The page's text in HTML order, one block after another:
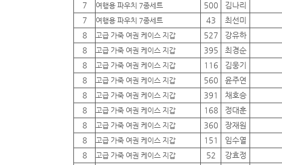
7
여행용 파우치 7종세트 500 김나리
7
여행용 파우치 7종세트 43 최선미
8
고급 가죽 여권 케이스 지갑 527 강유하
8
고급 가죽 여권 케이스 지갑 395 최경순
8
고급 가죽 여권 케이스 지갑 116 김웅기
8
고급 가죽 여권 케이스 지갑 560 윤주연
8
고급 가죽 여권 케이스 지갑 391 채호승
8
고급 가죽 여권 케이스 지갑 168 정대훈
8
고급 가죽 여권 케이스 지갑 360 장재원
8
고급 가죽 여권 케이스 지갑 151 임수열
8
고급 가죽 여권 케이스 지갑 52 강효정